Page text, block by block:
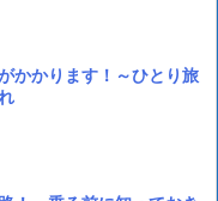
かかります！～ひとり旅